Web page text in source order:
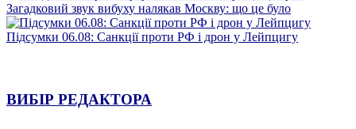
Загадковий звук вибуху налякав Москву: що це було
Підсумки 06.08: Санкції проти РФ і дрон у Лейпцигу
ВИБІР РЕДАКТОРА